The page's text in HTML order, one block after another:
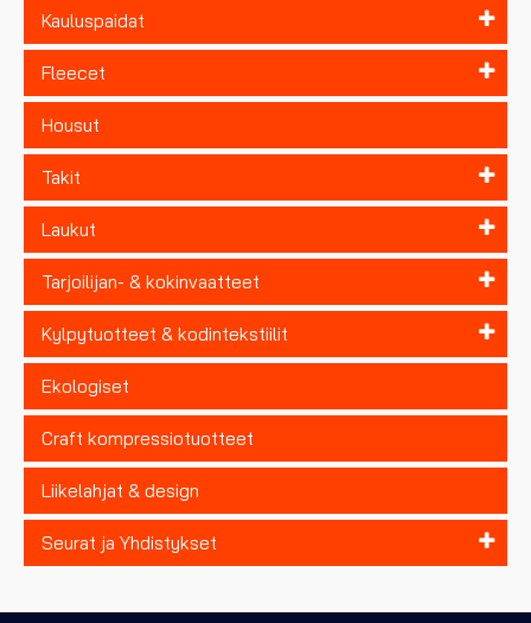
Kauluspaidat
Fleecet
Housut
Takit
Laukut
Tarjoilijan- & kokinvaatteet
Kylpytuotteet & kodintekstiilit
Ekologiset
Craft kompressiotuotteet
Liikelahjat & design
Seurat ja Yhdistykset